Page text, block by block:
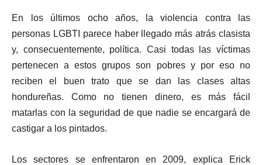
En los últimos ocho años, la violencia contra las
personas LGBTI parece haber llegado más atrás clasista
y, consecuentemente, política. Casi todas las víctimas
pertenecen a estos grupos son pobres y por eso no
reciben el buen trato que se dan las clases altas
hondureñas. Como no tienen dinero, es más fácil
matarlas con la seguridad de que nadie se encargará de
castigar a los pintados.
Los sectores se enfrentaron en 2009, explica Erick